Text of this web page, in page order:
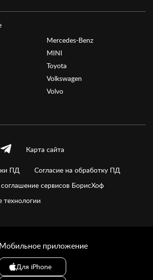
Mercedes-Benz
MINI
Toyota
Volkswagen
Volvo
Карта сайта
ПД
Согласие на обработку ПД
сервисов БорисХоф
технологии
Мобильное приложение
Для iPhone